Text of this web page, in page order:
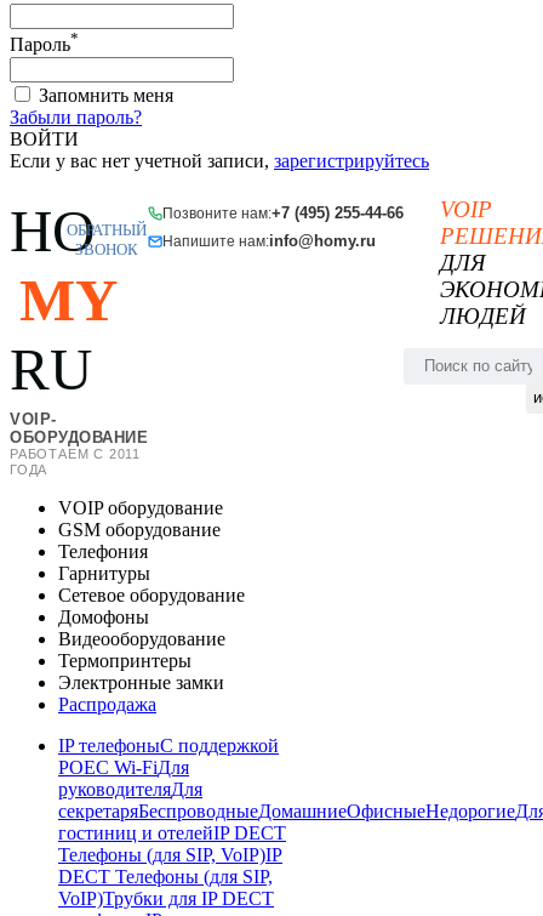
Пароль*
Запомнить меня
Забыли пароль?
ВОЙТИ
Если у вас нет учетной записи, зарегистрируйтесь
HO
MY
RU
VOIP-
ОБОРУДОВАНИЕ
РАБОТАЕМ С 2011
ГОДА
Позвоните нам:+7 (495) 255-44-66
Напишите нам:info@homy.ru
ОБРАТНЫЙ
ЗВОНОК
VOIP
ДЛЯ
ЛЮДЕЙ
VOIP оборудование
GSM оборудование
Телефония
Гарнитуры
Сетевое оборудование
Домофоны
Видеооборудование
Термопринтеры
Электронные замки
Распродажа
IP телефоныС поддержкой
POEC Wi-FiДля
руководителяДля
секретаряБеспроводныеДомашниеОфисныеНедорогие
гостиниц и отелейIP DECT
Телефоны (для SIP, VoIP)IP
DECT Телефоны (для SIP,
VoIP)Трубки для IP DECT